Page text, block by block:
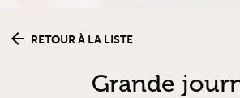
RETOUR À LA LISTE
Grande